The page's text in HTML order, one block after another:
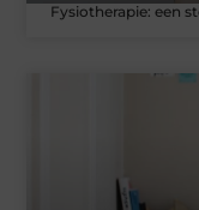
Fysiotherapie: een